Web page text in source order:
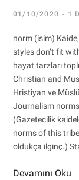
01/10/2020 1
norm (isim)
styles don’t fit
hayat tarzları
Christian and
Hristiyan ve
Journalism
(Gazetecilik
norms of this
oldukça ilginç.)
Devamını Oku